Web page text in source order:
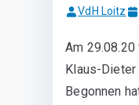
VdH Loitz
Am
Klaus-
Begonnen